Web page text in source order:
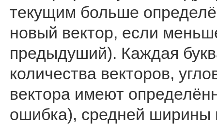
текущим больше
новый вектор, если
предыдуший). Каждая
количества векторов,
вектора имеют
ошибка), средней ширины